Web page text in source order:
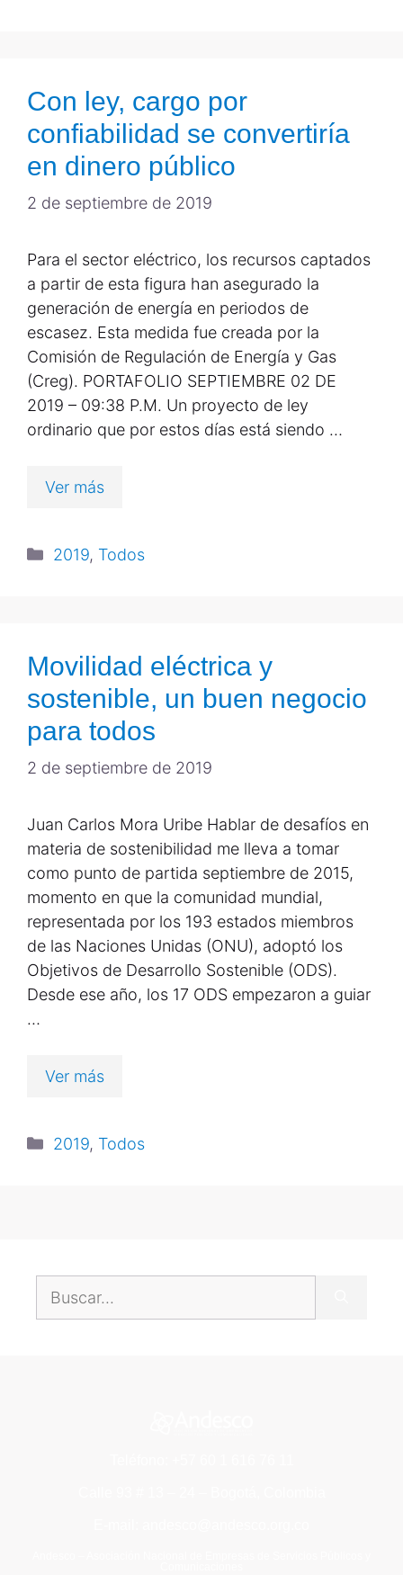
Con ley, cargo por
confiabilidad se convertiría
en dinero público
2 de septiembre de 2019
Para el sector eléctrico, los recursos captados
a partir de esta figura han asegurado la
generación de energía en periodos de
escasez. Esta medida fue creada por la
Comisión de Regulación de Energía y Gas
(Creg). PORTAFOLIO SEPTIEMBRE 02 DE
2019 – 09:38 P.M. Un proyecto de ley
ordinario que por estos días está siendo …
Ver más
2019, Todos
Movilidad eléctrica y
sostenible, un buen negocio
para todos
2 de septiembre de 2019
Juan Carlos Mora Uribe Hablar de desafíos en
materia de sostenibilidad me lleva a tomar
como punto de partida septiembre de 2015,
momento en que la comunidad mundial,
representada por los 193 estados miembros
de las Naciones Unidas (ONU), adoptó los
Objetivos de Desarrollo Sostenible (ODS).
Desde ese año, los 17 ODS empezaron a guiar
…
Ver más
2019, Todos